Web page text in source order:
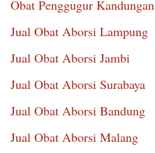
Obat Penggugur Kandungan
Jual Obat Aborsi Lampung
Jual Obat Aborsi Jambi
Jual Obat Aborsi Surabaya
Jual Obat Aborsi Bandung
Jual Obat Aborsi Malang